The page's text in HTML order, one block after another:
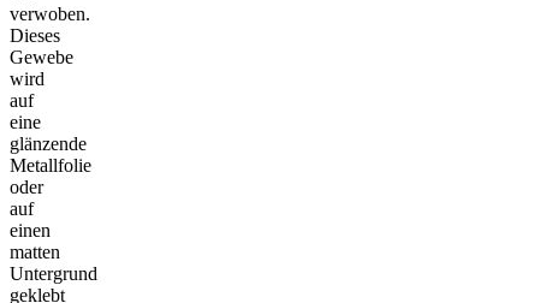
verwoben.
Dieses
Gewebe
wird
auf
eine
glänzende
Metallfolie
oder
auf
einen
matten
Untergrund
geklebt